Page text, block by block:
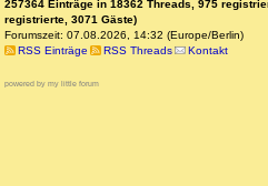
257364 Einträge in 18362 Threads, 975
registrierte, 3071 Gäste)
Forumszeit: 07.08.2026, 14:32 (Europe/Berlin)
RSS Einträge
RSS Threads Kontakt
powered by my little forum